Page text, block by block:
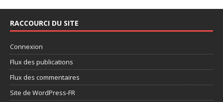
RACCOURCI DU SITE
Connexion
Flux des publications
Flux des commentaires
Site de WordPress-FR